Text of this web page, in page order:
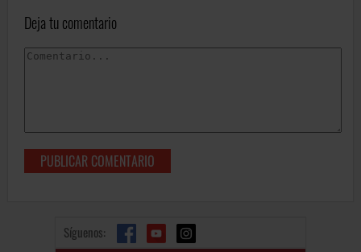
Deja tu comentario
Síguenos: